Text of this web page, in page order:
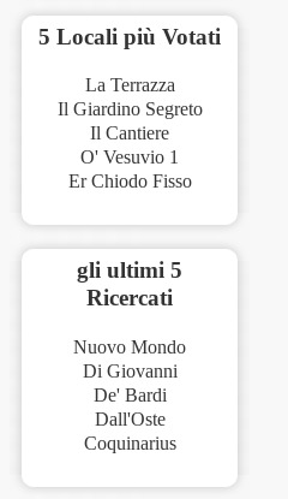
5 Locali più Votati
La Terrazza
Il Giardino Segreto
Il Cantiere
O' Vesuvio 1
Er Chiodo Fisso
gli ultimi 5
Ricercati
Nuovo Mondo
Di Giovanni
De' Bardi
Dall'Oste
Coquinarius